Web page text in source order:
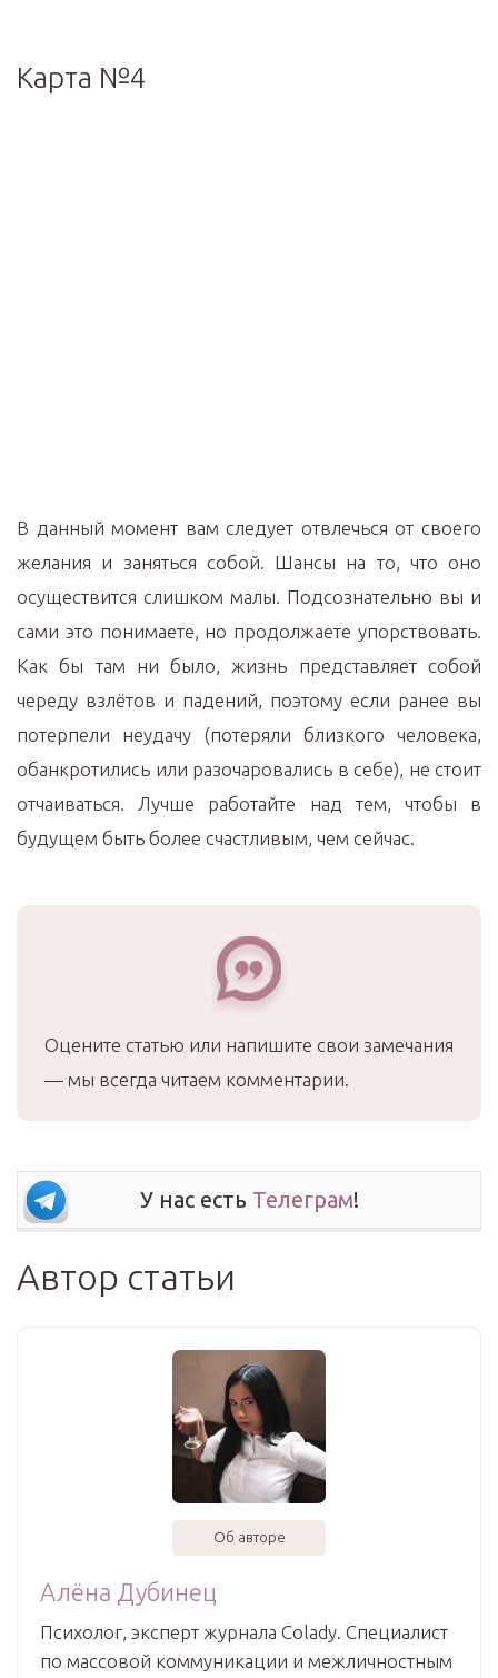
Карта №4
В данный момент вам следует отвлечься от своего
желания и заняться собой. Шансы на то, что оно
осуществится слишком малы. Подсознательно вы и
сами это понимаете, но продолжаете упорствовать.
Как бы там ни было, жизнь представляет собой
череду взлётов и падений, поэтому если ранее вы
потерпели неудачу (потеряли близкого человека,
обанкротились или разочаровались в себе), не стоит
отчаиваться. Лучше работайте над тем, чтобы в
будущем быть более счастливым, чем сейчас.
Оцените статью или напишите свои замечания
— мы всегда читаем комментарии.
У нас есть Телеграм!
Автор статьи
Об авторе
Алёна Дубинец
Психолог, эксперт журнала Colady. Специалист
по массовой коммуникации и межличностным